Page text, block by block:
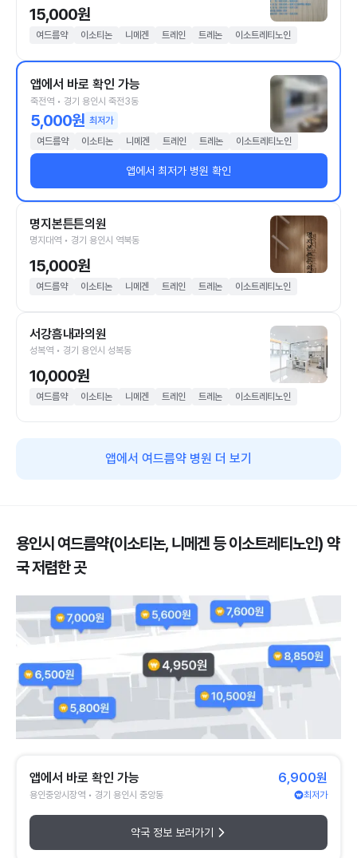
15,000원
여드름약 이소티논 니메겐 트레인 트레논 이소트레티노인
앱에서 바로 확인 가능
죽전역 • 경기 용인시 죽전3동
5,000원 최저가
여드름약
이소티논 니메겐 트레인 트레논 이소트레티노인
앱에서 최저가 병원 확인
명지본튼튼의원
명지대역 • 경기 용인시 역북동
15,000원
여드름약 이소티논 니메겐 트레인 트레논 이소트레티노인
서강흠내과의원
성복역 • 경기 용인시 성복동
10,000원
여드름약 이소티논 니메겐 트레인 트레논 이소트레티노인
앱에서 여드름약 병원 더 보기
용인시 여드름약(이소티논, 니메겐 등 이소트레티노인) 약
국 저렴한 곳
앱에서 바로 확인 가능
용인중앙시장역 • 경기 용인시 중앙동
6,900원
최저가
약국 정보 보러가기